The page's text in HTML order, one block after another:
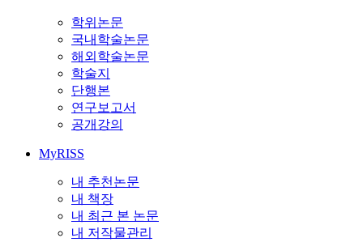
학위논문
국내학술논문
해외학술논문
학술지
단행본
연구보고서
공개강의
MyRISS
내 추천논문
내 책장
내 최근 본 논문
내 저작물관리